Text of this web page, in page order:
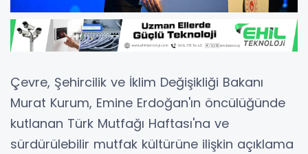
Çevre, Şehircilik ve İklim Değişikliği Bakanı
Murat Kurum, Emine Erdoğan'ın öncülüğünde
kutlanan Türk Mutfağı Haftası'na ve
sürdürülebilir mutfak kültürüne ilişkin açıklama